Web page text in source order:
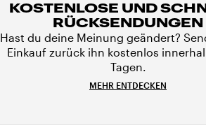
KOSTENLOSE UND
RÜCKSENDUNGEN
Hast du deine Meinung geändert?
Einkauf zurück ihn kostenlos
Tagen.
MEHR ENTDECKEN